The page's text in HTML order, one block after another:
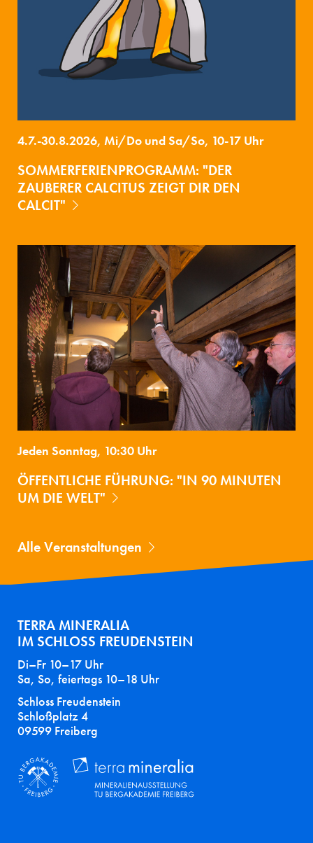
4.7.-30.8.2026, Mi/Do und Sa/So, 10-17 Uhr
SOMMERFERIENPROGRAMM: "DER
ZAUBERER CALCITUS ZEIGT DIR DEN
CALCIT"
Jeden Sonntag, 10:30 Uhr
ÖFFENTLICHE FÜHRUNG: "IN 90 MINUTEN
UM DIE WELT"
Alle Veranstaltungen
TERRA MINERALIA
IM SCHLOSS FREUDENSTEIN
Di–Fr 10–17 Uhr
Sa, So, feiertags 10–18 Uhr
Schloss Freudenstein
Schloßplatz 4
09599 Freiberg